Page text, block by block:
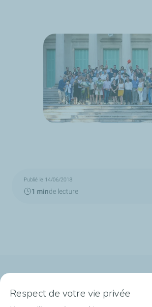
Publié le 14/06/2018
1 minde lecture
Notre ancrage territorial
Respect de votre vie privée